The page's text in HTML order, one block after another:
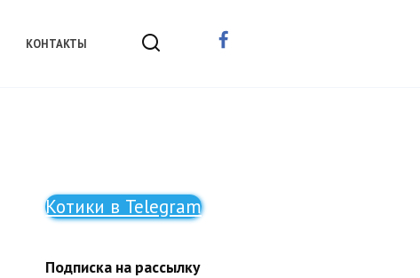
КОНТАКТЫ
Котики в Telegram
Подписка на рассылку